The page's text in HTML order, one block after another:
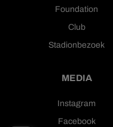
Foundation
Club
Stadionbezoek
MEDIA
Instagram
Facebook